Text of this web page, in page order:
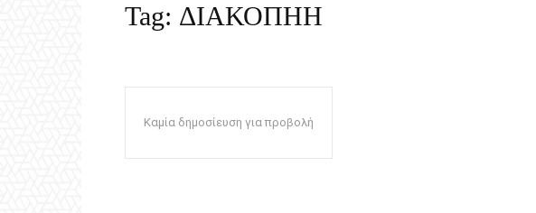
Tag: ΔΙΑΚΟΠΗΗ
Καμία δημοσίευση για προβολή